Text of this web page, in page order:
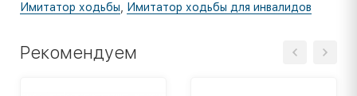
Имитатор ходьбы
Имитатор ходьбы для инвалидов
Рекомендуем